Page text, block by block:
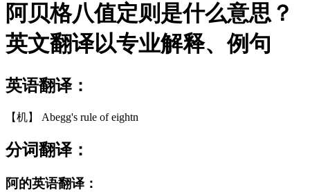
阿贝格八值定则是什么意思？
英文翻译以专业解释、例句
英语翻译：
【机】 Abegg's rule of eightn
分词翻译：
阿的英语翻译：